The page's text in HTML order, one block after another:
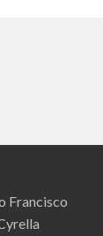
Francisco